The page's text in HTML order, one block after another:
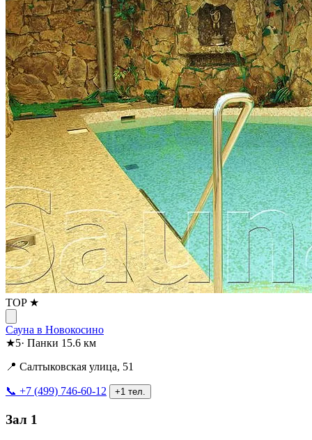
TOP ★
Сауна в Новокосино
★5· Панки 15.6 км
📍 Салтыковская улица, 51
📞 +7 (499) 746-60-12 +1 тел.
Зал 1